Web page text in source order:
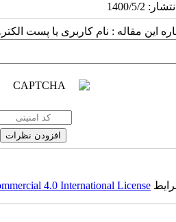
این مقاله : نام کاربری یا پست
4.0 International License